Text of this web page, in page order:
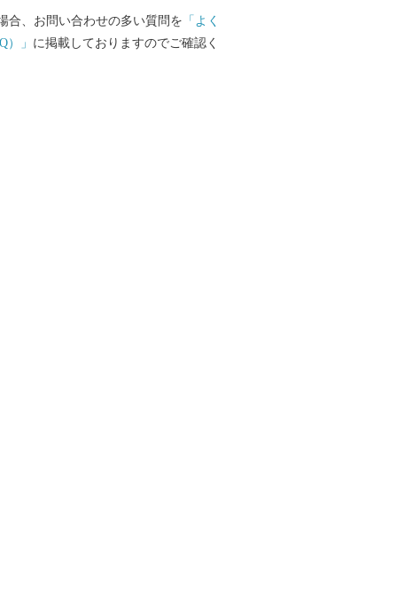
合、お問い合わせの多い質問を 「よく
）」 に掲載しておりますのでご確認く